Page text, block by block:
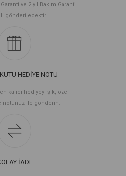
ve 2 yıl Bakım Garanti
gönderilecektir.
HEDİYE NOTU
kalıcı hediyeyi şık, özel
notunuz ile gönderin.
İADE